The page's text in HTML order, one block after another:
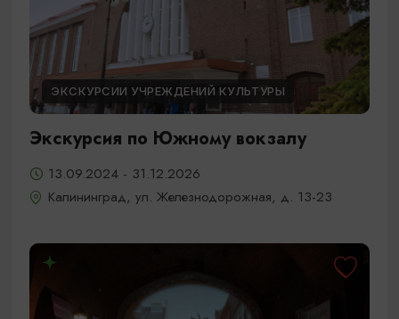
ЭКСКУРСИИ УЧРЕЖДЕНИЙ КУЛЬТУРЫ
Экскурсия по Южному вокзалу
13.09.2024 - 31.12.2026
Калининград, ул. Железнодорожная, д. 13-23